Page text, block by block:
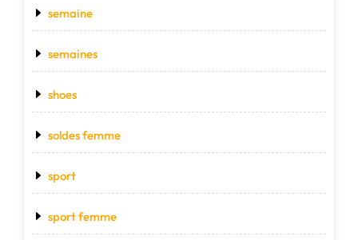
semaine
semaines
shoes
soldes femme
sport
sport femme